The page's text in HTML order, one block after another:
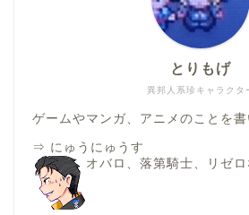
異邦人系珍キャラクタ
とりもげ
ゲームやマンガ、アニメのことを書
⇒ にゅうにゅうす
オバロ、落第騎士、リゼロ